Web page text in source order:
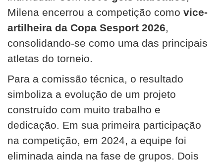
Milena encerrou a competição como vice-
artilheira da Copa Sesport 2026,
consolidando-se como uma das principais
atletas do torneio.
Para a comissão técnica, o resultado
simboliza a evolução de um projeto
construído com muito trabalho e
dedicação. Em sua primeira participação
na competição, em 2024, a equipe foi
eliminada ainda na fase de grupos. Dois